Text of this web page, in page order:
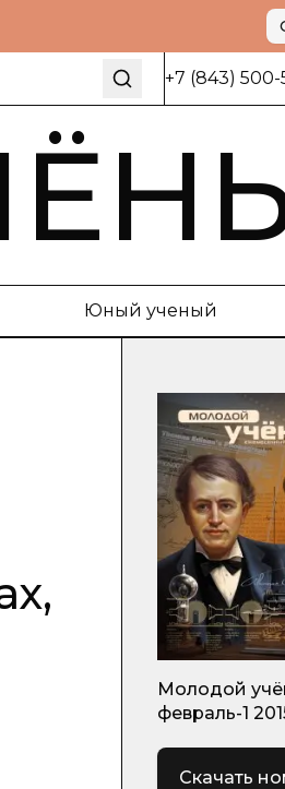
+7 (843) 500-
Юный ученый
Молодой
февраль-1
Скачать